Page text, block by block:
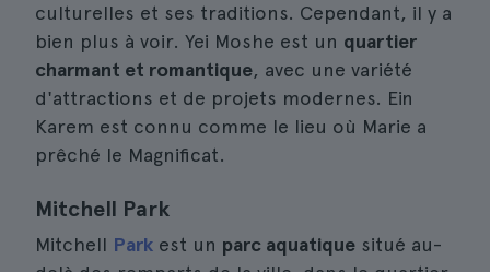
culturelles et ses traditions. Cependant, il y a
bien plus à voir. Yei Moshe est un quartier
charmant et romantique, avec une variété
d'attractions et de projets modernes. Ein
Karem est connu comme le lieu où Marie a
prêché le Magnificat.
Mitchell Park
Mitchell Park est un parc aquatique situé au-